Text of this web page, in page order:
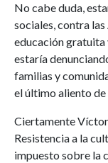
No cabe duda,
sociales, contra
educación gratuita
estaría
familias y
el último aliento de
Ciertamente
Resistencia a la
impuesto sobre la